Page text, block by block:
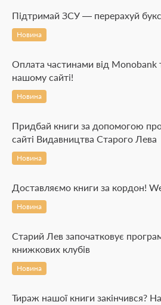
Підтримай ЗСУ — перерахуй
Новина
Оплата частинами від Monobank
нашому сайті!
Новина
Придбай книги за допомогою
сайті Видавництва Старого Лева
Новина
Доставляємо книги за кордон!
Новина
Старий Лев започатковує
книжкових клубів
Новина
Тираж нашої книги закінчився?